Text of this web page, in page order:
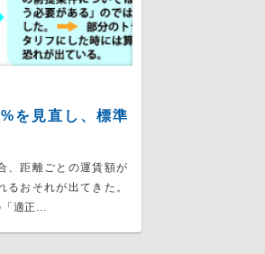
を見直し、標準
、距離ごとの運賃額が
おそれが出てきた。
適正...